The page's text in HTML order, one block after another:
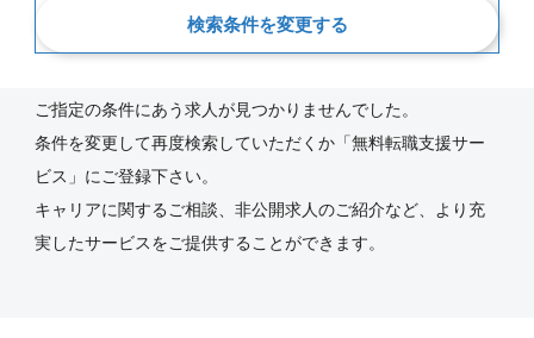
検索条件を変更する
新着順
ご指定の条件にあう求人が見つかりませんでした。
条件を変更して再度検索していただくか「無料転職支援サー
ビス」にご登録下さい。
キャリアに関するご相談、非公開求人のご紹介など、より充
実したサービスをご提供することができます。